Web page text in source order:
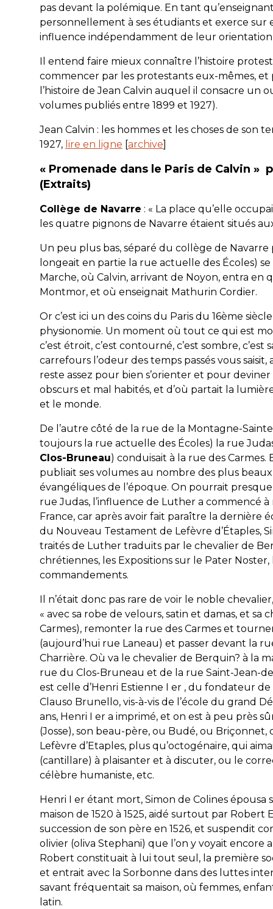
pas devant la polémique. En tant
personnellement à ses étudiants et exerce
influence indépendamment de leur
Il entend faire mieux connaître l’histoire
commencer par les protestants eux-mêmes,
l’histoire de Jean Calvin auquel il consacre un
volumes publiés entre 1899 et 1927).
Jean Calvin : les hommes et les choses de son
1927, lire en ligne archive
« Promenade dans le Paris de Calvin »
(Extraits)
Collège de Navarre : « La place qu’elle
les quatre pignons de Navarre étaient situés
Un peu plus bas, séparé du collège de
longeait en partie la rue actuelle des Écoles)
Marche, où Calvin, arrivant de Noyon, entra en
Montmor, et où enseignait Mathurin Cordier.
Or c’est ici un des coins du Paris du 16ème
physionomie. Un moment où tout ce qui est
c’est étroit, c’est contourné, c’est sombre, c’est
carrefours l’odeur des temps passés vous
reste assez pour bien s’orienter et pour
obscurs et mal habités, et d’où partait la
et le monde.
De l’autre côté de la rue de la Montagne-
toujours la rue actuelle des Écoles) la rue
Clos-Bruneau) conduisait à la rue des Carmes.
publiait ses volumes au nombre des plus
évangéliques de l’époque. On pourrait
rueJudas, l’influence de Luther a commencé
France, car après avoir fait paraître la dernière
du Nouveau Testament de Lefèvre d’Étaples,
traités de Luther traduits par le chevalier de
chrétiennes, les Expositions sur le Pater
commandements.
Il n’était donc pas rare de voir le noble
« avec sa robe de velours, satin et damas, et sa
Carmes), remonter la rue des Carmes et
(aujourd’hui rue Laneau) et passer devant la
Charrière. Où va le chevalier de Berquin? à la
rue du Clos-Bruneau et de la rue Saint-Jean-
est celle d’Henri Estienne I er , du fondateur de
Clauso Brunello, vis-à-vis de l’école du grand
ans, Henri I er a imprimé, et on est à peu près
(Josse), son beau-père, ou Budé, ou
Lefèvre d’Etaples, plus qu’octogénaire, qui
(cantillare) à plaisanter et à discuter, ou le
célèbre humaniste, etc.
Henri I er étant mort, Simon de Colines épousa
maison de 1520 à 1525, aidé surtout par Robert
succession de son père en 1526, et suspendit
olivier (oliva Stephani) que l’on y voyait encore
Robert constituait à lui tout seul, la première
et entrait avec la Sorbonne dans des luttes
savant fréquentait sa maison, où femmes,
latin.